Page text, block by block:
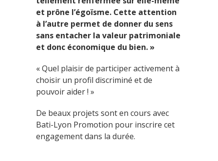
et prône l’égoïsme. Cette attention
à l’autre permet de donner du sens
sans entacher la valeur patrimoniale
et donc économique du bien. »
« Quel plaisir de participer activement à
choisir un profil discriminé et de
pouvoir aider ! »
De beaux projets sont en cours avec
Bati-Lyon Promotion pour inscrire cet
engagement dans la durée.